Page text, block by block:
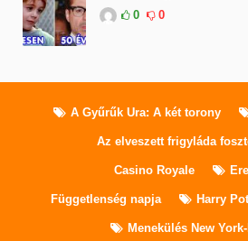
0 0
A Gyűrűk Ura: A két torony
Az elveszett frigyláda
Casino Royale
Függetlenség napja Harry
Menekülés New York-